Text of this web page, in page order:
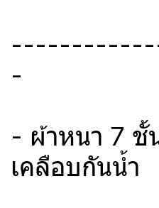
-
- ผ้าหนา 7 ชั้
เคลือบกันน้ำ